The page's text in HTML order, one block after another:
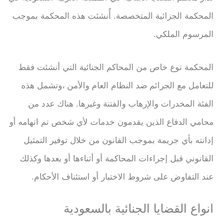
المحكمة الجزائية المتخصصة. أُنشئت هذه المحكمة بموجب
المرسوم الملكي.
المحكمة نوع خاص من المحاكم الجنائية التي أنشئت فقط
للتعامل مع الجرائم ضد النظام العام والأمن ،وتشمل هذه
الفئة المخدرات والإرهاب والفتنة وغيرها. هناك عدد من
محامي الدفاع الذين يقدمون خدمات لأي شخص تم اتهامه أو
إدانته بأي جريمة بموجب القانون من خلال توفير التمثيل
القانوني قبل إجراءات المحاكمة أو أثناءها أو بعدها وكذلك
عند التفاوض على شروط الاختبار أو استئناف الأحكام.
انواع القضايا الجنائية بالسعودية